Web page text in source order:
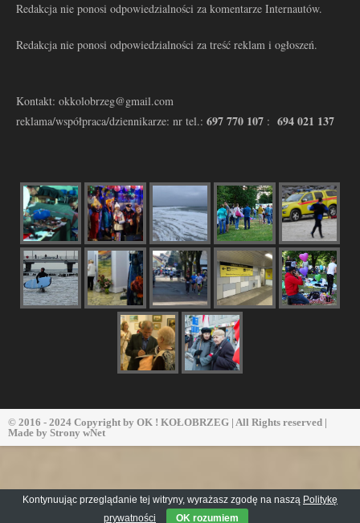
Redakcja nie ponosi odpowiedzialności za komentarze Internautów.
Redakcja nie ponosi odpowiedzialności za treść reklam i ogłoszeń.
Kontakt: okkolobrzeg@gmail.com
reklama/współpraca/dziennikarze: nr tel.: 697 770 107 : 694 021 137
© 2016 - 2024 Copyright by OK ! KOŁOBRZEG | All Rights reserved |
Made by Strony wNet
Kontynuując przeglądanie tej witryny, wyrażasz zgodę na naszą Politykę
prywatności
OK rozumiem